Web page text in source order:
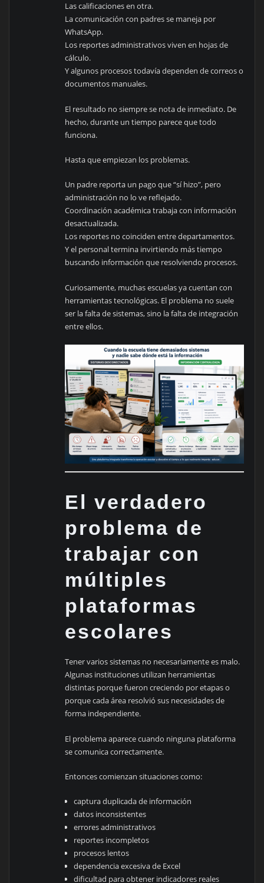
Las calificaciones en otra.
La comunicación con padres se maneja por
WhatsApp.
Los reportes administrativos viven en hojas de
cálculo.
Y algunos procesos todavía dependen de correos o
documentos manuales.
El resultado no siempre se nota de inmediato. De
hecho, durante un tiempo parece que todo
funciona.
Hasta que empiezan los problemas.
Un padre reporta un pago que “sí hizo”, pero
administración no lo ve reflejado.
Coordinación académica trabaja con información
desactualizada.
Los reportes no coinciden entre departamentos.
Y el personal termina invirtiendo más tiempo
buscando información que resolviendo procesos.
Curiosamente, muchas escuelas ya cuentan con
herramientas tecnológicas. El problema no suele
ser la falta de sistemas, sino la falta de integración
entre ellos.
El verdadero
problema de
trabajar con
múltiples
plataformas
escolares
Tener varios sistemas no necesariamente es malo.
Algunas instituciones utilizan herramientas
distintas porque fueron creciendo por etapas o
porque cada área resolvió sus necesidades de
forma independiente.
El problema aparece cuando ninguna plataforma
se comunica correctamente.
Entonces comienzan situaciones como:
captura duplicada de información
datos inconsistentes
errores administrativos
reportes incompletos
procesos lentos
dependencia excesiva de Excel
dificultad para obtener indicadores reales